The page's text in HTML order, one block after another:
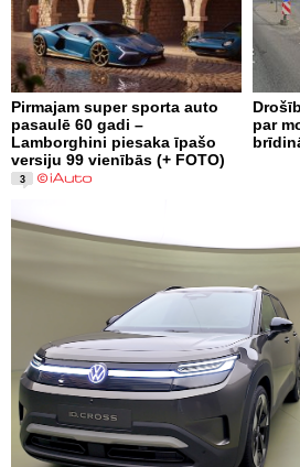
Pirmajam super sporta auto
pasaulē 60 gadi –
Lamborghini piesaka īpašo
versiju 99 vienībās (+ FOTO)
3
par